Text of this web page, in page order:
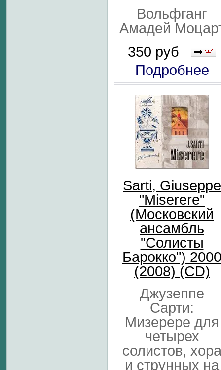
Вольфганг
Амадей
350 руб
Подробнее
Sarti, Giuseppe
"Miserere"
(Московский
ансамбль
"Солисты
Барокко") 2000
(2008) (CD)
Джузеппе
Сарти:
Мизерере для
четырех
солистов, хора
и струнных на